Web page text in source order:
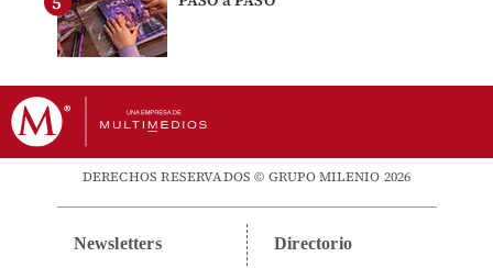
DERECHOS RESERVADOS © GRUPO MILENIO 2026
Newsletters Directorio